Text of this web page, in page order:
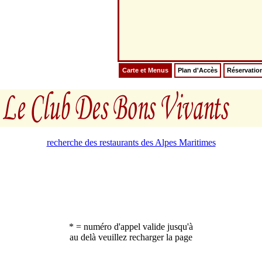
Carte et Menus Plan d'Accès
recherche des restaurants des Alpes Maritimes
* = numéro d'appel valide jusqu'à
au delà veuillez recharger la page